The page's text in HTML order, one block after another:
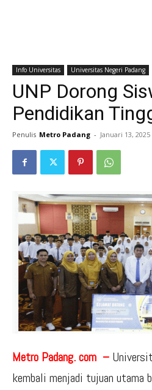
Info Universitas Universitas Negeri Padang
UNP Dorong
Pendidikan
Penulis Metro Padang - Januari 13, 2025
Metro Padang. com –
kembali menjadi tujuan utama